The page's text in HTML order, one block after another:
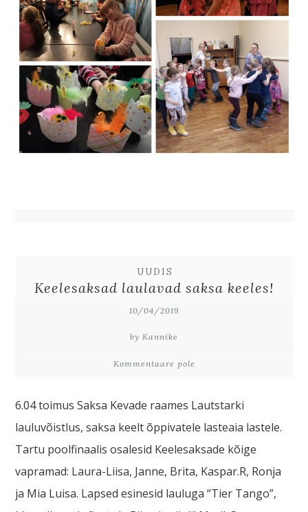
UUDIS
Keelesaksad laulavad saksa keeles!
10/04/2019
by Kannike
Kommentaare pole
6.04 toimus Saksa Kevade raames Lautstarki
lauluvõistlus, saksa keelt õppivatele lasteaia lastele.
Tartu poolfinaalis osalesid Keelesaksade kõige
vapramad: Laura-Liisa, Janne, Brita, Kaspar.R, Ronja
ja Mia Luisa. Lapsed esinesid lauluga “Tier Tango”,